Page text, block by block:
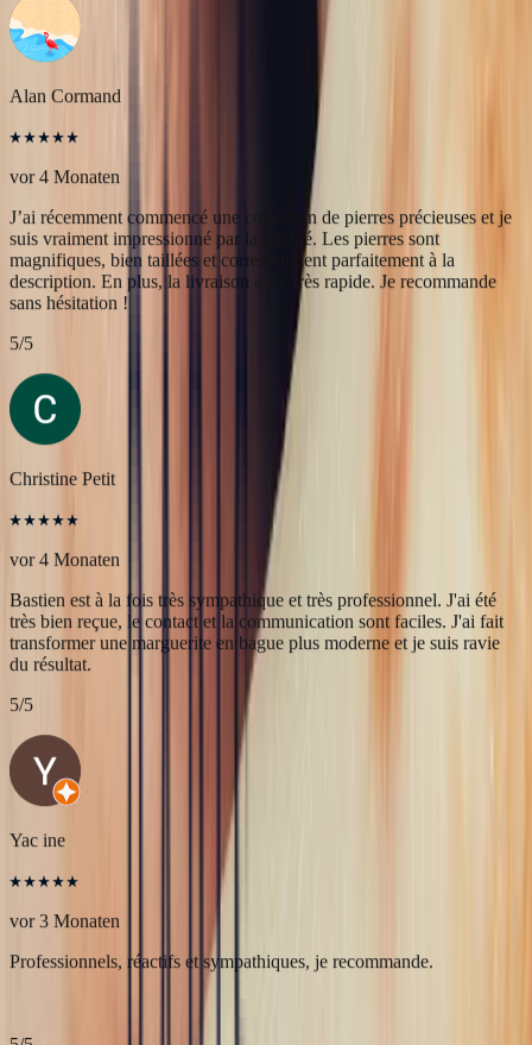
J’ai récemment commencé une collection de pierres précieuses et je
suis vraiment impressionné par la qualité. Les pierres sont
magnifiques, bien taillées et correspondent parfaitement à la
description. En plus, la livraison a été très rapide. Je recommande
sans hésitation !
5/5
Christine Petit
vor 4 Monaten
Bastien est à la fois très sympathique et très professionnel. J'ai été
très bien reçue, le contact et la communication sont faciles. J'ai fait
transformer une marguerite en bague plus moderne et je suis ravie
Yac ine
vor 3 Monaten
Professionnels, réactifs et sympathiques, je recommande.